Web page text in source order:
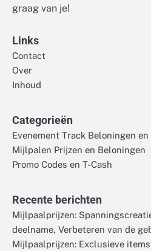
graag van je!
Links
Contact
Over
Inhoud
Categorieën
Evenement Track Beloningen en
Mijlpalen Prijzen en Beloningen
Promo Codes en T-Cash
Recente berichten
Mijlpaalprijzen:
deelname, Verbeteren van de
Mijlpaalprijzen: Exclusieve